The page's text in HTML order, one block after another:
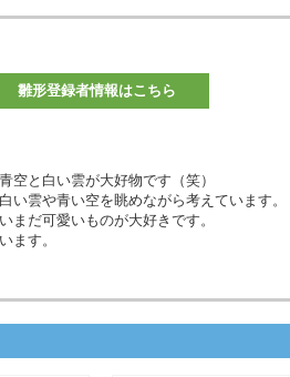
雛形登録者情報はこちら
空と白い雲が大好物です（笑）
雲や青い空を眺めながら考えています。
まだ可愛いものが大好きです。
ます。